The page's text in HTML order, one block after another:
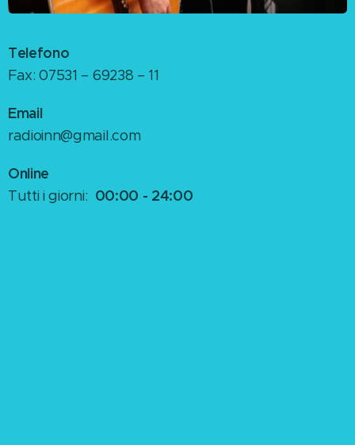
Telefono
Fax: 07531 – 69238 – 11
Email
radioinn@gmail.com
Online
Tutti i giorni: 00:00 - 24:00